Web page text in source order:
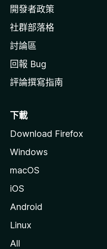
網
開發者政策
社群部落格
討論區
回報 Bug
評論撰寫指南
下載
Download Firefox
Windows
macOS
iOS
Android
Linux
All